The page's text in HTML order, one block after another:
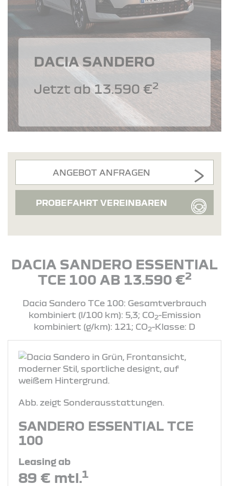
DACIA SANDERO
Jetzt ab 13.590 €2
ANGEBOT ANFRAGEN
PROBEFAHRT VEREINBAREN
DACIA SANDERO ESSENTIAL
TCE 100 AB 13.590 €2
Dacia Sandero TCe 100: Gesamtverbrauch
kombiniert (l/100 km): 5,3; CO2-Emission
kombiniert (g/km): 121; CO2-Klasse: D
Abb. zeigt Sonderausstattungen.
SANDERO ESSENTIAL TCE
100
Leasing ab
89 € mtl.1